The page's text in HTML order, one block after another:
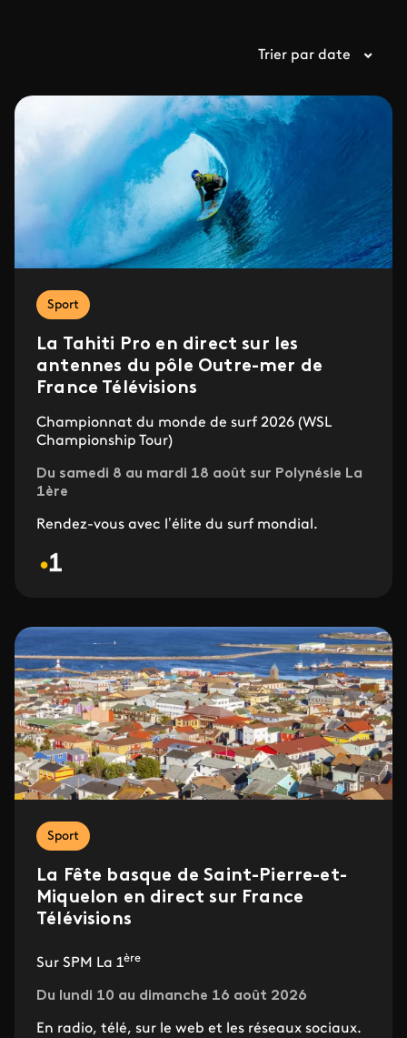
Trier par date
Sport
La Tahiti Pro en direct sur les
antennes du pôle Outre-mer de
France Télévisions
Championnat du monde de surf 2026 (WSL
Championship Tour)
Du samedi 8 au mardi 18 août sur Polynésie La
1ère
Rendez-vous avec l’élite du surf mondial.
Sport
La Fête basque de Saint-Pierre-et-
Miquelon en direct sur France
Télévisions
Sur SPM La 1ère
Du lundi 10 au dimanche 16 août 2026
En radio, télé, sur le web et les réseaux sociaux.